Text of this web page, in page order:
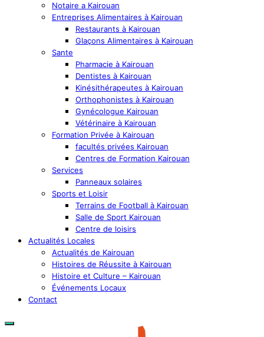
Notaire a Kairouan
Entreprises Alimentaires à Kairouan
Restaurants à Kairouan
Glaçons Alimentaires à Kairouan
Sante
Pharmacie à Kairouan
Dentistes à Kairouan
Kinésithérapeutes à Kairouan
Orthophonistes à Kairouan
Gynécologue Kairouan
Vétérinaire à Kairouan
Formation Privée à Kairouan
facultés privées Kairouan
Centres de Formation Kairouan
Services
Panneaux solaires
Sports et Loisir
Terrains de Football à Kairouan
Salle de Sport Kairouan
Centre de loisirs
Actualités Locales
Actualités de Kairouan
Histoires de Réussite à Kairouan
Histoire et Culture – Kairouan
Événements Locaux
Contact